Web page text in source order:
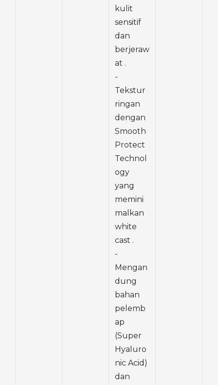
kulit
sensitif
dan
berjeraw
at .
-
Tekstur
ringan
dengan
Smooth
Protect
Technol
ogy
yang
memini
malkan
white
cast .
-
Mengan
dung
bahan
pelemb
ap
(Super
Hyaluro
nic Acid)
dan